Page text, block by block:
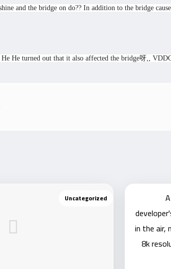
and the bridge on do?? In addition to the bridge
He turned out that it also affected the bridge呀,,
Uncategorized
Uncategorized